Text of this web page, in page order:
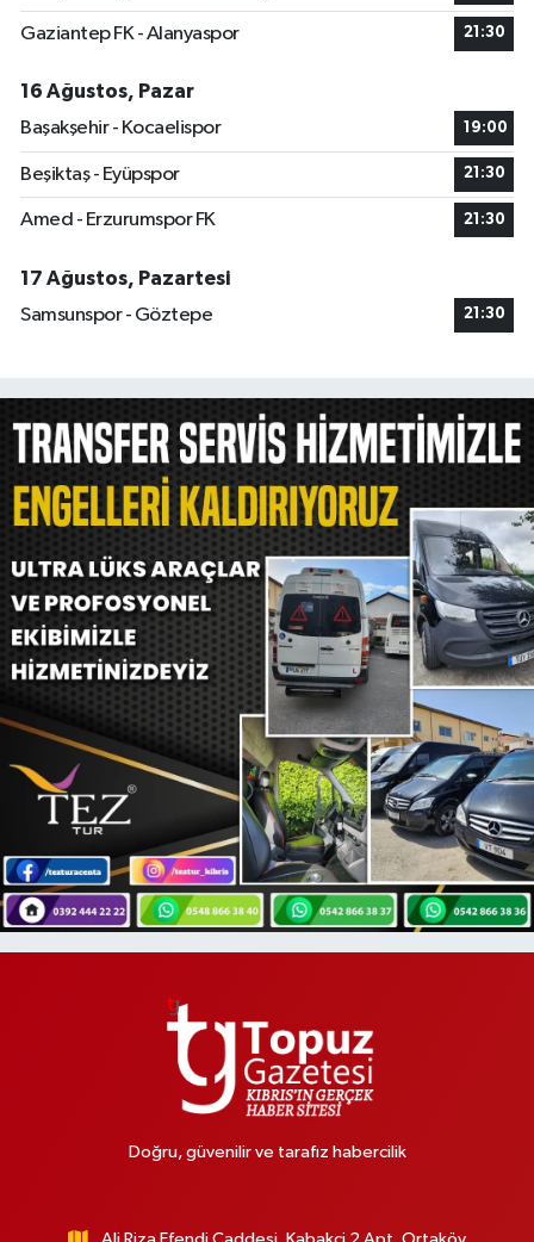
Gaziantep FK - Alanyaspor 21:30
16 Ağustos, Pazar
Başakşehir - Kocaelispor
19:00
Beşiktaş - Eyüpspor 21:30
Amed - Erzurumspor FK 21:30
17 Ağustos, Pazartesi
Samsunspor - Göztepe
21:30
Doğru, güvenilir ve tarafız habercilik